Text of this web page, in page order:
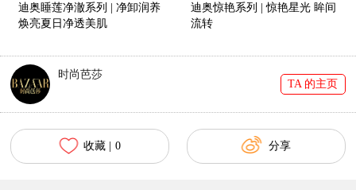
迪奥睡莲净澈系列 | 净卸润养
焕亮夏日净透美肌
迪奥惊艳系列 | 惊艳星光 眸间
流转
时尚芭莎
TA 的主页
收藏 | 0 分享